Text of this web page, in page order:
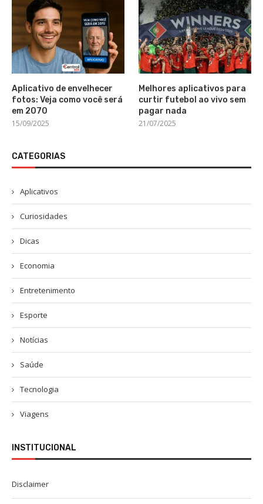
Aplicativo de envelhecer
fotos: Veja como você será
em 2070
15/09/2025
Melhores aplicativos para
curtir futebol ao vivo sem
pagar nada
21/07/2025
CATEGORIAS
Aplicativos
Curiosidades
Dicas
Economia
Entretenimento
Esporte
Notícias
Saúde
Tecnologia
Viagens
INSTITUCIONAL
Disclaimer